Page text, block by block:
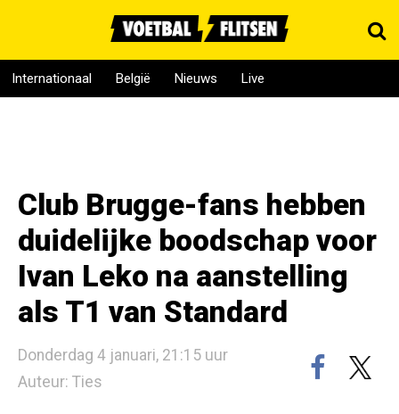
Internationaal België Nieuws Live
Club Brugge-fans hebben
duidelijke boodschap voor
Ivan Leko na aanstelling
als T1 van Standard
Donderdag 4 januari, 21:15 uur
Auteur: Ties